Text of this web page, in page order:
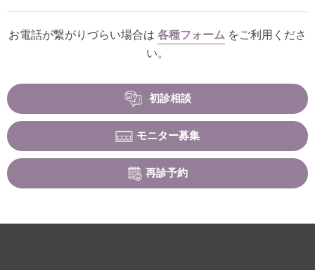
お電話が繋がりづらい場合は 各種フォーム をご利用くださ
い。
初診相談
モニター募集
再診予約